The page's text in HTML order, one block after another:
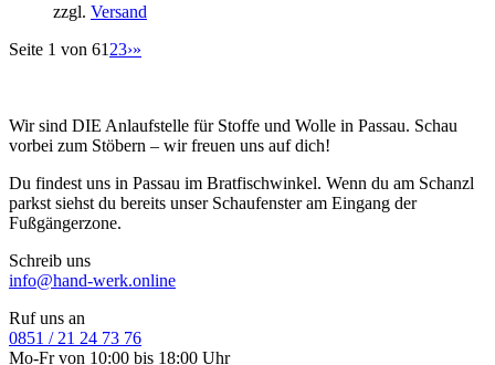
zzgl. Versand
Seite 1 von 61 23›»
Wir sind DIE Anlaufstelle für Stoffe und Wolle in Passau. Schau
vorbei zum Stöbern – wir freuen uns auf dich!
Du findest uns in Passau im Bratfischwinkel. Wenn du am Schanzl
parkst siehst du bereits unser Schaufenster am Eingang der
Fußgängerzone.
Schreib uns
info@hand-werk.online
Ruf uns an
0851 / 21 24 73 76
Mo-Fr von 10:00 bis 18:00 Uhr